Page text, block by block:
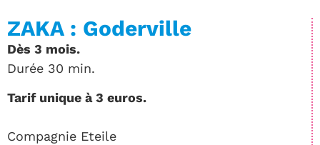
ZAKA : Goderville
Dès 3 mois.
Durée 30 min.
Tarif unique à 3 euros.
Compagnie Eteile